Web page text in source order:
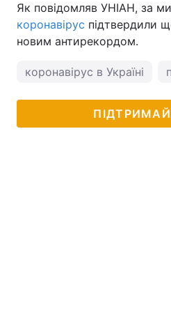
Як повідомляв УНІАН, за
коронавірус підтвердили
новим антирекордом.
коронавірус в Україні